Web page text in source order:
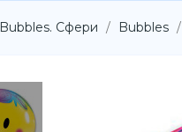
Bubbles. Сфери Bubbles